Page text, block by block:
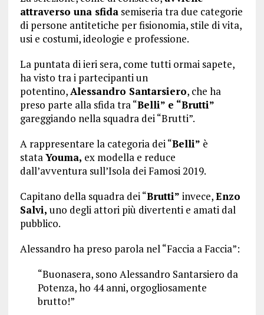
attraverso una sfidasemiseria tra due categorie
di persone antitetiche per fisionomia, stile di vita,
usi e costumi, ideologie e professione.
La puntata di ieri sera, come tutti ormai sapete,
ha visto tra i partecipanti un
potentino,Alessandro Santarsiero, che ha
preso parte alla sfida tra “Belli” e “Brutti”
gareggiando nella squadra dei “Brutti”.
A rappresentare la categoria dei “Belli” è
stataYouma, ex modella e reduce
dall’avventura sull’Isola dei Famosi 2019.
Capitano della squadra dei “Brutti” invece,Enzo
Salvi, uno degli attori più divertenti e amati dal
pubblico.
Alessandro ha preso parola nel “Faccia a Faccia”:
“Buonasera, sono Alessandro Santarsiero da
Potenza, ho 44 anni, orgogliosamente
brutto!”